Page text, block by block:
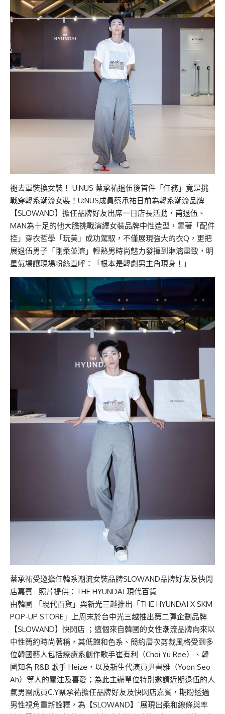
褪去軍裝換女裝！ U:NUS 蔡承祐退伍後首件「任務」竟是挑
戰穿韓系潮流女裝！U:NUS成員蔡承祐日前為韓系潮流品牌
【SLOWAND】擔任品牌好友出席一日店長活動，甫退伍、
MAN為十足的他大膽挑戰演繹女裝品牌中性造型，靠著「配件
控」穿衣哲學「玩美」成功駕馭，不僅展現強大的衣Q，更把
展退伍男子「剛柔並濟」輕熟男時尚魅力發揮到淋漓盡致，明
星氣場讓現場粉絲直呼：「根本是韓劇男主角現身！」
蔡承祐受邀擔任韓系潮流女裝品牌SLOWAND品牌好友及快閃
店嘉賓 照片提供：THE HYUNDAI 現代百貨
由韓國 「現代百貨」與新光三越推出「THE HYUNDAI X SKM
POP-UP STORE」上周末於台中光三越推出第二彈企劃品牌
【SLOWAND】快閃店 ；這個來自韓國的女性潮流品牌向來以
中性簡約時尚著稱，其低飽和色系、簡約層次剪裁風格受到多
位韓國藝人包括療癒系創作歌手崔有利（Choi Yu Ree）、韓
國知名 R&B 歌手 Heize，以及新生代演員尹書雅（Yoon Seo
Ah）等人的關注及喜愛；為此主辦單位特別邀請近期退伍的人
氣男團成員C.Y蔡承祐擔任品牌好友及快閃店嘉賓，期盼透過
男性視角重新詮釋，為【SLOWAND】ˊ展現出柔和線條與率